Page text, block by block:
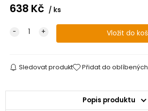
638 Kč ks
Sledovat produkt Přidat do oblíbených
Popis produktu